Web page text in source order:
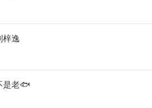
梓逸
是老🐟